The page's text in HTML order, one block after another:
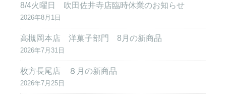
8/4火曜日 吹田佐井寺店臨時休業のお知らせ
2026年8月1日
高槻岡本店 洋菓子部門 8月の新商品
2026年7月31日
枚方長尾店 ８月の新商品
2026年7月25日